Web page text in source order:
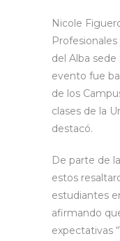
Nicole
Profesionales
del Alba
evento fue
de los
clases de la
destacó.
De parte de
estos
estudiantes
afirmando
expectativas